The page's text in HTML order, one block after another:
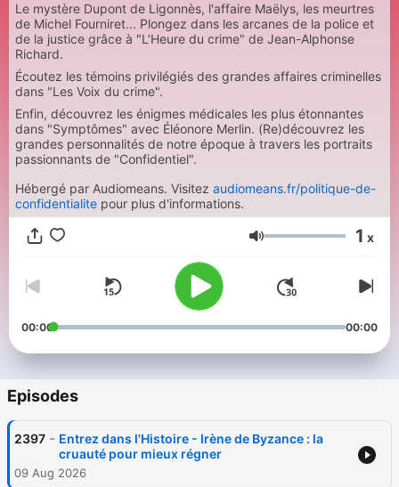
Le mystère Dupont de Ligonnès, l'affaire Maëlys, les meurtres
de Michel Fourniret... Plongez dans les arcanes de la police et
de la justice grâce à "L’Heure du crime" de Jean-Alphonse
Richard.
Écoutez les témoins privilégiés des grandes affaires criminelles
dans "Les Voix du crime".
Enfin, découvrez les énigmes médicales les plus étonnantes
dans "Symptômes" avec Éléonore Merlin. (Re)découvrez les
grandes personnalités de notre époque à travers les portraits
passionnants de "Confidentiel".
Hébergé par Audiomeans. Visitez audiomeans.fr/politique-de-
confidentialite pour plus d'informations.
Volume 1 x
00:00 00:00
Episodes
2397 - Entrez dans l'Histoire - Irène de Byzance : la
cruauté pour mieux régner
09 Aug 2026